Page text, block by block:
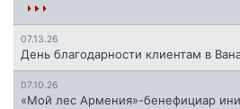
07.13.26
День благодарности клиентам в
07.10.26
«Мой лес Армения»-бенефициар